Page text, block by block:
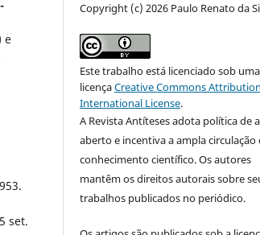
e
set.
Copyright (c) 2026 Paulo Renato da
Este trabalho está licenciado sob uma
licençaCreative Commons
International License.
A Revista Antíteses adota política de
aberto e incentiva a ampla circulação
conhecimento científico. Os autores
mantêm os direitos autorais sobre
trabalhos publicados no periódico.